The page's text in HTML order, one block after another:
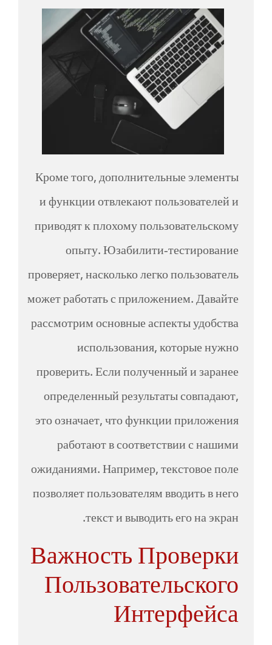
Кроме того, дополнительные элементы
и функции отвлекают пользователей и
приводят к плохому пользовательскому
опыту. Юзабилити-тестирование
проверяет, насколько легко пользователь
может работать с приложением. Давайте
рассмотрим основные аспекты удобства
использования, которые нужно
проверить. Если полученный и заранее
определенный результаты совпадают,
это означает, что функции приложения
работают в соответствии с нашими
ожиданиями. Например, текстовое поле
позволяет пользователям вводить в него
текст и выводить его на экран.
Важность Проверки
Пользовательского
Интерфейса